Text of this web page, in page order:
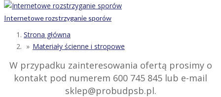
Internetowe rozstrzyganie sporów
Strona główna
Materiały ścienne i stropowe
W przypadku zainteresowania ofertą prosimy o
kontakt pod numerem 600 745 845 lub e-mail
sklep@probudpsb.pl.